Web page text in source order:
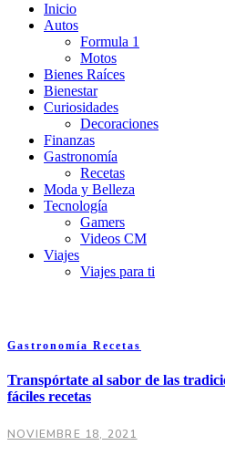
Inicio
Autos
Formula 1
Motos
Bienes Raíces
Bienestar
Curiosidades
Decoraciones
Finanzas
Gastronomía
Recetas
Moda y Belleza
Tecnología
Gamers
Videos CM
Viajes
Viajes para ti
Gastronomía Recetas
Transpórtate al sabor de las
fáciles recetas
NOVIEMBRE 18, 2021